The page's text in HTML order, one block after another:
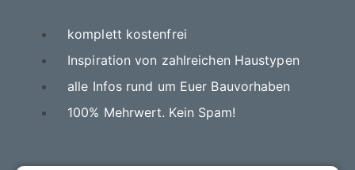
komplett kostenfrei
Inspiration von zahlreichen Haustypen
alle Infos rund um Euer Bauvorhaben
100% Mehrwert. Kein Spam!